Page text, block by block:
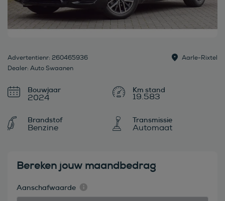
Advertentienr: 260465936
Dealer: Auto Swaanen
Aarle-Rixtel
Bouwjaar
2024 19.583
Brandstof
Benzine
Transmissie
Automaat
Bereken jouw maandbedrag
Aanschafwaarde